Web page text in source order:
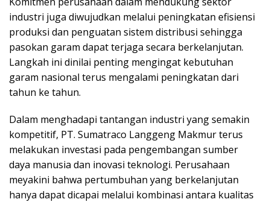
industri juga diwujudkan melalui peningkatan efisiensi
produksi dan penguatan sistem distribusi sehingga
pasokan garam dapat terjaga secara berkelanjutan.
Langkah ini dinilai penting mengingat kebutuhan
garam nasional terus mengalami peningkatan dari
tahun ke tahun.
Dalam menghadapi tantangan industri yang semakin
kompetitif, PT. Sumatraco Langgeng Makmur terus
melakukan investasi pada pengembangan sumber
daya manusia dan inovasi teknologi. Perusahaan
meyakini bahwa pertumbuhan yang berkelanjutan
hanya dapat dicapai melalui kombinasi antara kualitas